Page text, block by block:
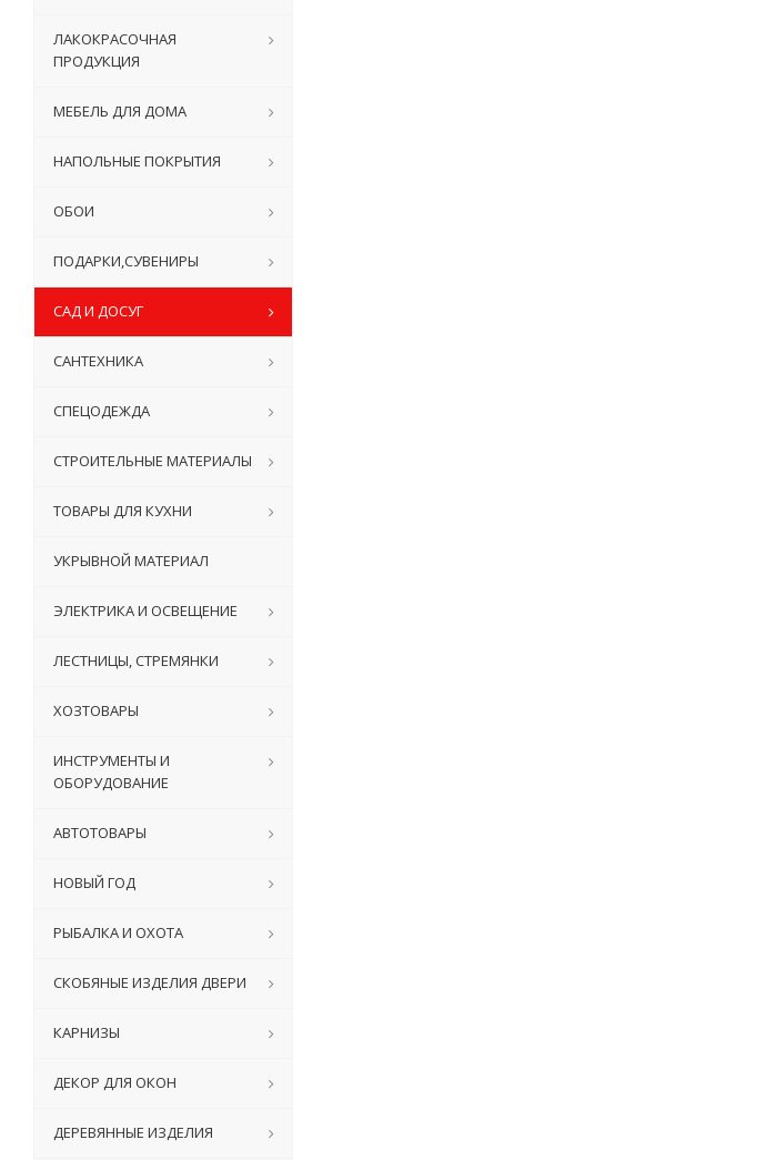
ЛАКОКРАСОЧНАЯ
ПРОДУКЦИЯ
МЕБЕЛЬ ДЛЯ ДОМА
НАПОЛЬНЫЕ ПОКРЫТИЯ
ОБОИ
ПОДАРКИ,СУВЕНИРЫ
САД И ДОСУГ
САНТЕХНИКА
СПЕЦОДЕЖДА
СТРОИТЕЛЬНЫЕ МАТЕРИАЛЫ
ТОВАРЫ ДЛЯ КУХНИ
УКРЫВНОЙ МАТЕРИАЛ
ЭЛЕКТРИКА И ОСВЕЩЕНИЕ
ЛЕСТНИЦЫ, СТРЕМЯНКИ
ХОЗТОВАРЫ
ИНСТРУМЕНТЫ И
ОБОРУДОВАНИЕ
АВТОТОВАРЫ
НОВЫЙ ГОД
РЫБАЛКА И ОХОТА
СКОБЯНЫЕ ИЗДЕЛИЯ ДВЕРИ
КАРНИЗЫ
ДЕКОР ДЛЯ ОКОН
ДЕРЕВЯННЫЕ ИЗДЕЛИЯ